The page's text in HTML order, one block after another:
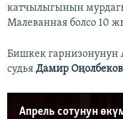
катчылыгынын
Малеванная болсо 10
Бишкек гарнизонунун
судья Дамир Оңолбеков
Апрель сотунун